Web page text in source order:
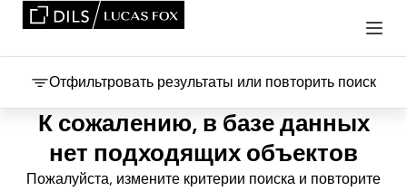
Отфильтровать результаты или повторить поиск
К сожалению, в базе данных
нет подходящих объектов
Пожалуйста, измените критерии поиска и повторите